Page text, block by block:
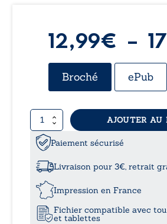
12,99€ –
Broché ePub
quantité
de
Le
jour
où
m’as
tuée
AJOUTER AU
Paiement sécurisé
Livraison pour 3€, retrait
Impression en France
Fichier compatible avec
et tablettes